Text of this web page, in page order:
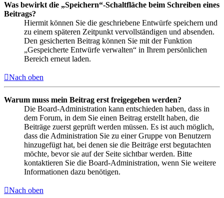
Was bewirkt die „Speichern“-Schaltfläche beim Schreiben eines
Beitrags?
Hiermit können Sie die geschriebene Entwürfe speichern und
zu einem späteren Zeitpunkt vervollständigen und absenden.
Den gesicherten Beitrag können Sie mit der Funktion
„Gespeicherte Entwürfe verwalten“ in Ihrem persönlichen
Bereich erneut laden.
Nach oben
Warum muss mein Beitrag erst freigegeben werden?
Die Board-Administration kann entschieden haben, dass in
dem Forum, in dem Sie einen Beitrag erstellt haben, die
Beiträge zuerst geprüft werden müssen. Es ist auch möglich,
dass die Administration Sie zu einer Gruppe von Benutzern
hinzugefügt hat, bei denen sie die Beiträge erst begutachten
möchte, bevor sie auf der Seite sichtbar werden. Bitte
kontaktieren Sie die Board-Administration, wenn Sie weitere
Informationen dazu benötigen.
Nach oben